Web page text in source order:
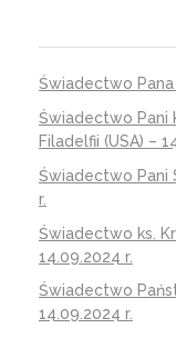
Świadectwo Pana
Świadectwo Pani
Filadelfii (USA) –
Świadectwo Pani
r.
Świadectwo ks.
14.09.2024 r.
Świadectwo
14.09.2024 r.